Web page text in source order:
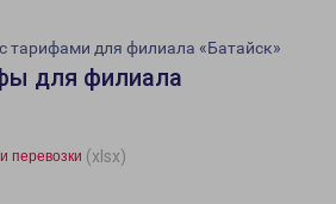
тарифами для филиала «Батайск»
для филиала
перевозки (xlsx)